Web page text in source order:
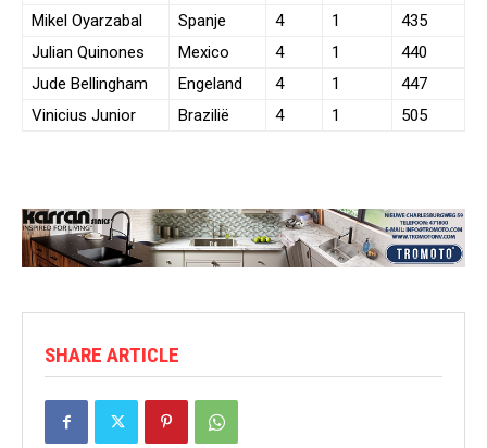
Mikel Oyarzabal
Spanje 4 1
435
Julian Quinones
Mexico 4 1
440
Jude Bellingham
Engeland 4 1
447
Vinicius Junior
Brazilië 4 1 505
SHARE ARTICLE